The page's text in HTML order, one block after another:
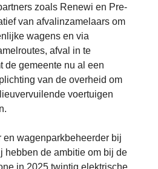
zoals Renewi en Pre-
van afvalinzamelaars om
wagens en via
afval in te
de gemeente nu al een
van de overheid om
voertuigen
en wagenparkbeheerder bij
hebben de ambitie om bij de